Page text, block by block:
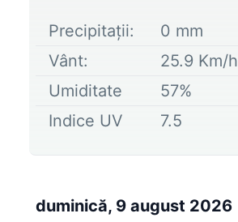
Precipitații: 0 mm
Vânt:
25.9 Km/h
Umiditate
57%
Indice UV
7.5
duminică, 9 august 2026